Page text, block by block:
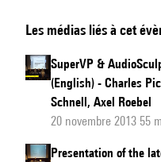
News
&
Presentation
(English)
Les médias liés à cet
SuperVP &
(English) - Charles
Schnell, Axel Roebel
20 novembre 2013 55
Presentation of the